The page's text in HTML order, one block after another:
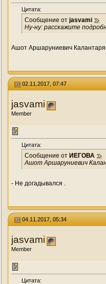
Цитата:
Сообщение от jasvami
Ну-ну: расскажите
Ашот Аршаруниевич
02.11.2017, 07:47
jasvami
Member
Цитата:
Сообщение от ИЕГОВА
Ашот Аршаруниевич
- Не догадывался .
04.11.2017, 05:34
jasvami
Member
Цитата: